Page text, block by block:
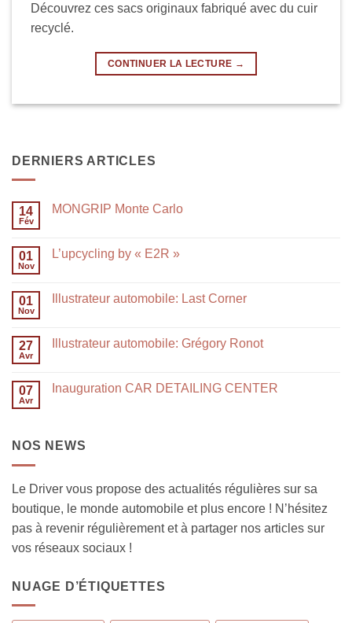
Découvrez ces sacs originaux fabriqué avec du cuir
recyclé.
CONTINUER LA LECTURE →
DERNIERS ARTICLES
14
Fév
MONGRIP Monte Carlo
01
Nov
L’upcycling by « E2R »
01
Nov
Illustrateur automobile: Last Corner
27
Avr
Illustrateur automobile: Grégory Ronot
07
Avr
Inauguration CAR DETAILING CENTER
NOS NEWS
Le Driver vous propose des actualités régulières sur sa
boutique, le monde automobile et plus encore ! N’hésitez
pas à revenir régulièrement et à partager nos articles sur
vos réseaux sociaux !
NUAGE D’ÉTIQUETTES